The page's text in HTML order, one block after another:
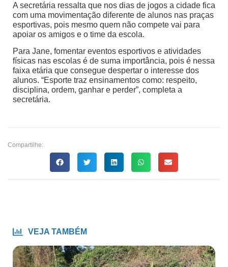
A secretária ressalta que nos dias de jogos a cidade fica
com uma movimentação diferente de alunos nas praças
esportivas, pois mesmo quem não compete vai para
apoiar os amigos e o time da escola.
Para Jane, fomentar eventos esportivos e atividades
físicas nas escolas é de suma importância, pois é nessa
faixa etária que consegue despertar o interesse dos
alunos. “Esporte traz ensinamentos como: respeito,
disciplina, ordem, ganhar e perder”, completa a
secretária.
Compartilhe:
VEJA TAMBÉM